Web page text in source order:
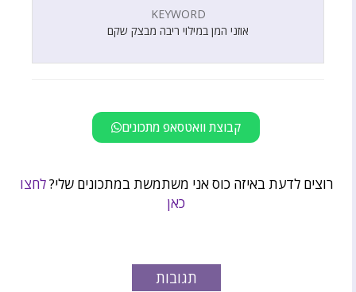
KEYWORD
אוזני המן במילוי ריבה מבצק שקם
קבוצת וואטסאפ מתכונים
רוצים לדעת באיזה כוס אני משתמשת במתכונים שלי?לחצו
כאן
תגובות